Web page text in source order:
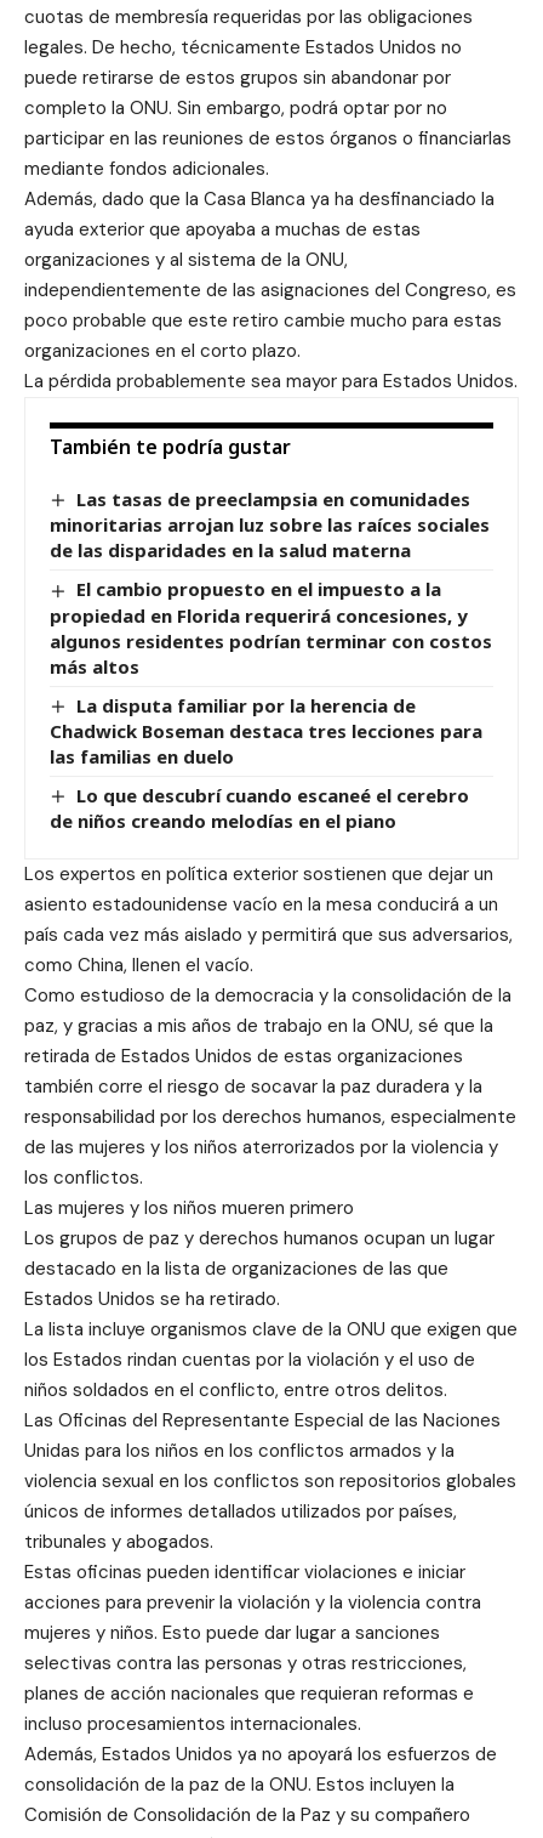
cuotas de membresía requeridas por las obligaciones
legales. De hecho, técnicamente Estados Unidos no
puede retirarse de estos grupos sin abandonar por
completo la ONU. Sin embargo, podrá optar por no
participar en las reuniones de estos órganos o financiarlas
mediante fondos adicionales.
Además, dado que la Casa Blanca ya ha desfinanciado la
ayuda exterior que apoyaba a muchas de estas
organizaciones y al sistema de la ONU,
independientemente de las asignaciones del Congreso, es
poco probable que este retiro cambie mucho para estas
organizaciones en el corto plazo.
La pérdida probablemente sea mayor para Estados Unidos.
También te podría gustar
Las tasas de preeclampsia en comunidades
minoritarias arrojan luz sobre las raíces sociales
de las disparidades en la salud materna
El cambio propuesto en el impuesto a la
propiedad en Florida requerirá concesiones, y
algunos residentes podrían terminar con costos
más altos
La disputa familiar por la herencia de
Chadwick Boseman destaca tres lecciones para
las familias en duelo
Lo que descubrí cuando escaneé el cerebro
de niños creando melodías en el piano
Los expertos en política exterior sostienen que dejar un
asiento estadounidense vacío en la mesa conducirá a un
país cada vez más aislado y permitirá que sus adversarios,
como China, llenen el vacío.
Como estudioso de la democracia y la consolidación de la
paz, y gracias a mis años de trabajo en la ONU, sé que la
retirada de Estados Unidos de estas organizaciones
también corre el riesgo de socavar la paz duradera y la
responsabilidad por los derechos humanos, especialmente
de las mujeres y los niños aterrorizados por la violencia y
los conflictos.
Las mujeres y los niños mueren primero
Los grupos de paz y derechos humanos ocupan un lugar
destacado en la lista de organizaciones de las que
Estados Unidos se ha retirado.
La lista incluye organismos clave de la ONU que exigen que
los Estados rindan cuentas por la violación y el uso de
niños soldados en el conflicto, entre otros delitos.
Las Oficinas del Representante Especial de las Naciones
Unidas para los niños en los conflictos armados y la
violencia sexual en los conflictos son repositorios globales
únicos de informes detallados utilizados por países,
tribunales y abogados.
Estas oficinas pueden identificar violaciones e iniciar
acciones para prevenir la violación y la violencia contra
mujeres y niños. Esto puede dar lugar a sanciones
selectivas contra las personas y otras restricciones,
planes de acción nacionales que requieran reformas e
incluso procesamientos internacionales.
Además, Estados Unidos ya no apoyará los esfuerzos de
consolidación de la paz de la ONU. Estos incluyen la
Comisión de Consolidación de la Paz y su compañero